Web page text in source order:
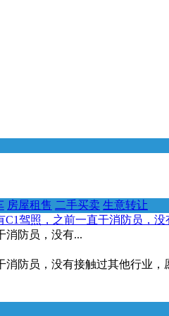
房屋租售 二手买卖 生意转让
C1驾照，之前一直干消防员，没
消防员，没有...
消防员，没有接触过其他行业